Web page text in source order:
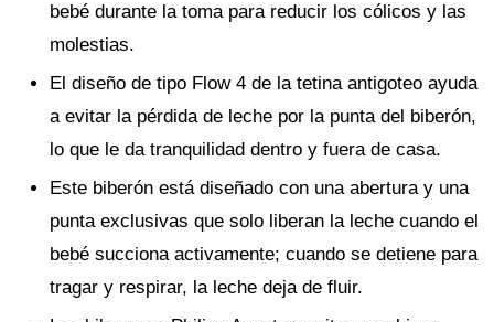
bebé durante la toma para reducir los cólicos y las
molestias.
El diseño de tipo Flow 4 de la tetina antigoteo ayuda
a evitar la pérdida de leche por la punta del biberón,
lo que le da tranquilidad dentro y fuera de casa.
Este biberón está diseñado con una abertura y una
punta exclusivas que solo liberan la leche cuando el
bebé succiona activamente; cuando se detiene para
tragar y respirar, la leche deja de fluir.